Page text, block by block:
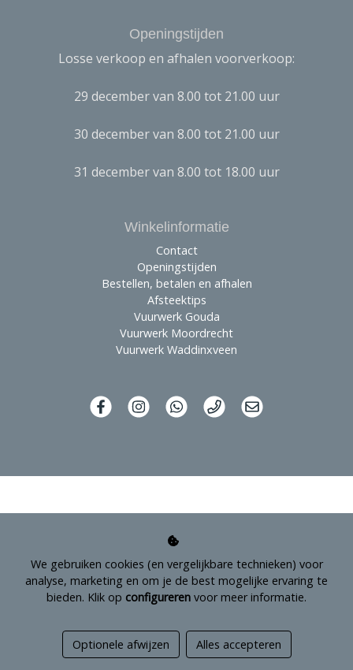
We gebruiken cookies (en vergelijkbare technieken) voor
analyse, marketing en om je de best mogelijke ervaring te
bieden. Klik op configureren voor meer informatie.
Optionele afwijzen Alles accepteren
Openingstijden
Losse verkoop en afhalen voorverkoop:
29 december van 8.00 tot 21.00 uur
30 december van 8.00 tot 21.00 uur
31 december van 8.00 tot 18.00 uur
Winkelinformatie
Contact
Openingstijden
Bestellen, betalen en afhalen
Afsteektips
Vuurwerk Gouda
Vuurwerk Moordrecht
Vuurwerk Waddinxveen
Managed hosting
Webshopontwikkeling